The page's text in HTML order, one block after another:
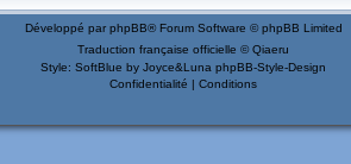
Développé par phpBB® Forum Software © phpBB Limited
Traduction française officielle ©Qiaeru
Style: SoftBlue by Joyce&Luna phpBB-Style-Design
Confidentialité | Conditions